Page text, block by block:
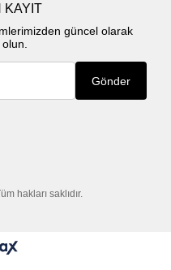
KAYIT
güncel olarak
Gönder
hakları saklıdır.